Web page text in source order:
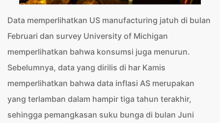
Data memperlihatkan US manufacturing jatuh di bulan
Februari dan survey University of Michigan
memperlihatkan bahwa konsumsi juga menurun.
Sebelumnya, data yang dirilis di har Kamis
memperlihatkan bahwa data inflasi AS merupakan
yang terlamban dalam hampir tiga tahun terakhir,
sehingga pemangkasan suku bunga di bulan Juni